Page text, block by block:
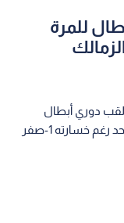
للمرة
لقب دوري أبطال
افريقيا لكرة القدم لأول مرة في تاريخه يوم الأحد رغم خسارته 1-صفر